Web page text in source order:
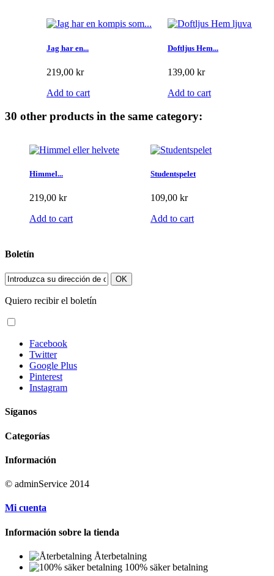
Jag har en...
219,00 kr
Add to cart
Doftljus Hem...
139,00 kr
Add to cart
30 other products in the same category:
Himmel...
219,00 kr
Add to cart
Studentspelet
109,00 kr
Add to cart
Boletín
OK
Quiero recibir el boletín
Facebook
Twitter
Google Plus
Pinterest
Instagram
Síganos
Categorías
Información
© adminService 2014
Mi cuenta
Información sobre la tienda
Återbetalning
100% säker betalning